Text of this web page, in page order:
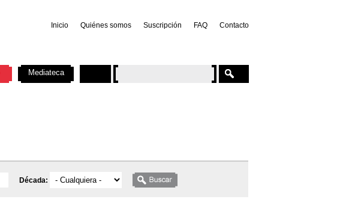
Inicio Quiénes somos Suscripción FAQ Contacto
Década:
Mediateca